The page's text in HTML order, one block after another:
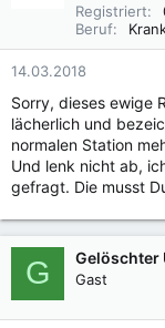
Registriert
Beruf
14.03.2018
Sorry, dieses ewige
lächerlich und
normalen Station
Und lenk nicht ab,
gefragt. Die musst
G Gelöschter
Gast